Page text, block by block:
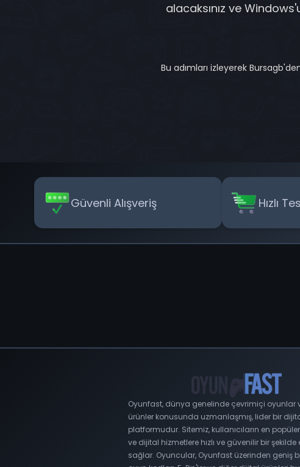
alacaksınız ve
Bu adımları izleyerek
Güvenli Alışveriş Hızlı
Oyunfast, dünya genelinde çevrimiçi oyunlar
ürünler konusunda uzmanlaşmış, lider bir
platformudur. Sitemiz, kullanıcıların en
ve dijital hizmetlere hızlı ve güvenilir bir şekilde
sağlar. Oyuncular, Oyunfast üzerinden geniş